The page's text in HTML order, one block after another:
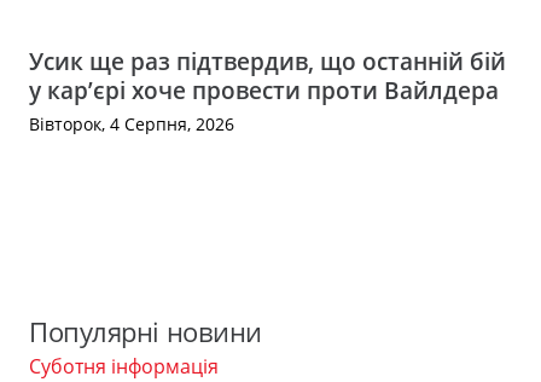
Усик ще раз підтвердив, що останній бій
у кар’єрі хоче провести проти Вайлдера
Вівторок, 4 Серпня, 2026
Популярні новини
Суботня інформація